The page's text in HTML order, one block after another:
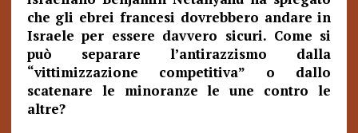
che gli ebrei francesi dovrebbero andare in
Israele per essere davvero sicuri. Come si
può separare l’antirazzismo dalla
“vittimizzazione competitiva” o dallo
scatenare le minoranze le une contro le
altre?